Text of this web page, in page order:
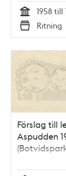
Tid
1958 till
Typ
Ritning
Förslag till
Aspudden